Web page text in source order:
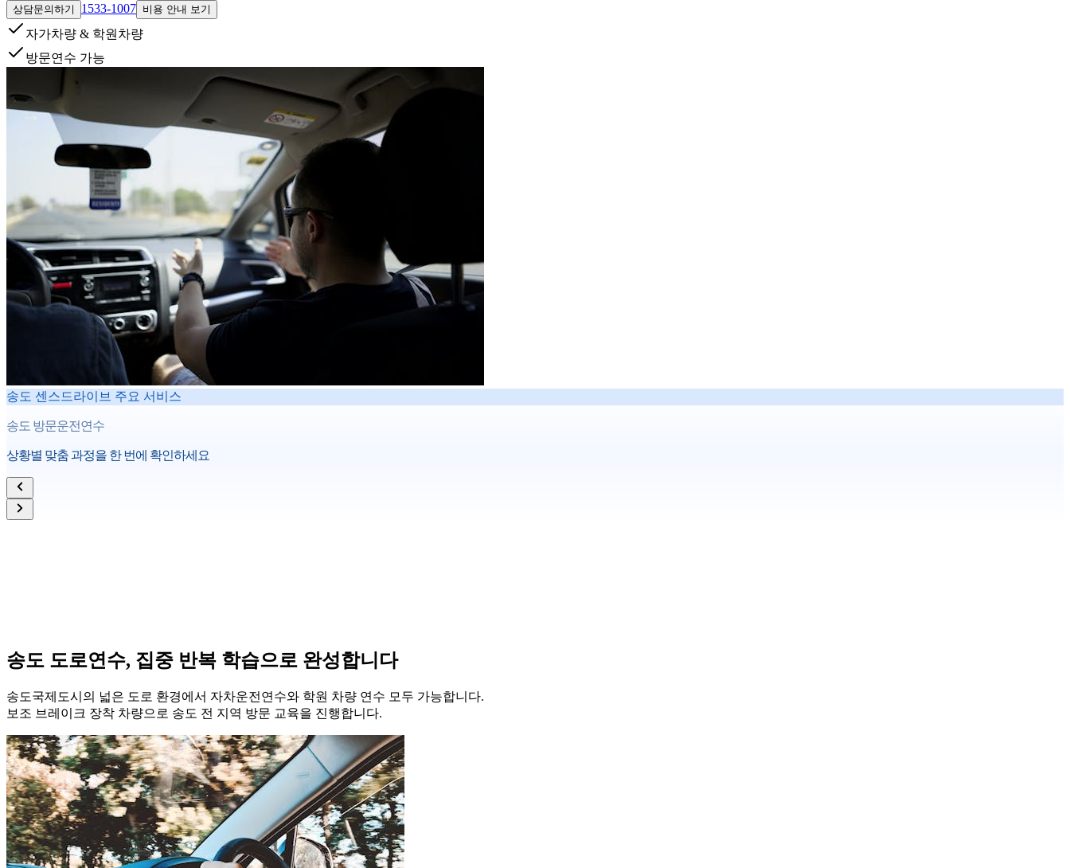
상담문의하기 1533-1007 비용 안내 보기
자가차량 & 학원차량
방문연수 가능
송도 센스드라이브 주요 서비스
송도 방문운전연수
상황별 맞춤 과정을 한 번에 확인하세요
송도 도로연수, 집중 반복 학습으로 완성합니다
송도국제도시의 넓은 도로 환경에서 자차운전연수와 학원 차량 연수 모두 가능합니다.
보조 브레이크 장착 차량으로 송도 전 지역 방문 교육을 진행합니다.